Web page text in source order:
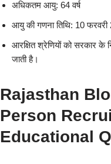
अधिकतम आयु: 64 वर्ष
आयु की गणना तिथि: 10 फरवरी
आरक्षित श्रेणियों को सरकार
जाती है।
Rajasthan
Person
Educational